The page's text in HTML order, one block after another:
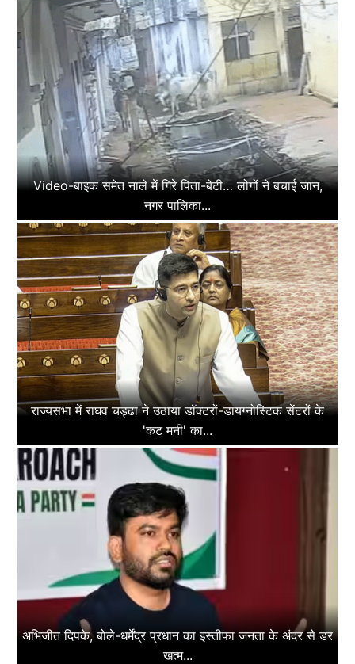
Video-बाइक समेत नाले में गिरे पिता-बेटी… लोगों ने बचाई जान,
नगर पालिका...
राज्यसभा में राघव चड्ढा ने उठाया डॉक्टरों-डायग्नोस्टिक सेंटरों के
'कट मनी' का...
अभिजीत दिपके, बोले-धर्मेंद्र प्रधान का इस्तीफा जनता के अंदर से डर
खत्म...